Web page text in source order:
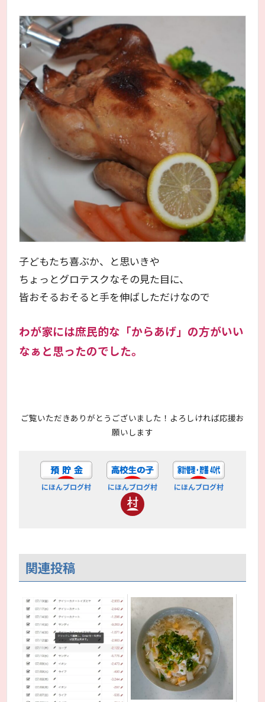
子どもたち喜ぶか、と思いきや
ちょっとグロテスクなその見た目に、
皆おそるおそると手を伸ばしただけなので
わが家には庶民的な「からあげ」の方がいい
なぁと思ったのでした。
ご覧いただきありがとうございました！よろしければ応援お
願いします
にほんブログ村 にほんブログ村 にほんブログ村
関連投稿